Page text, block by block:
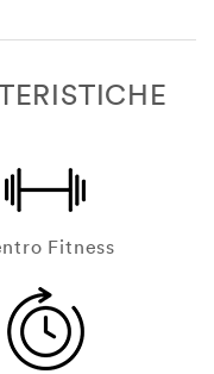
Fitness